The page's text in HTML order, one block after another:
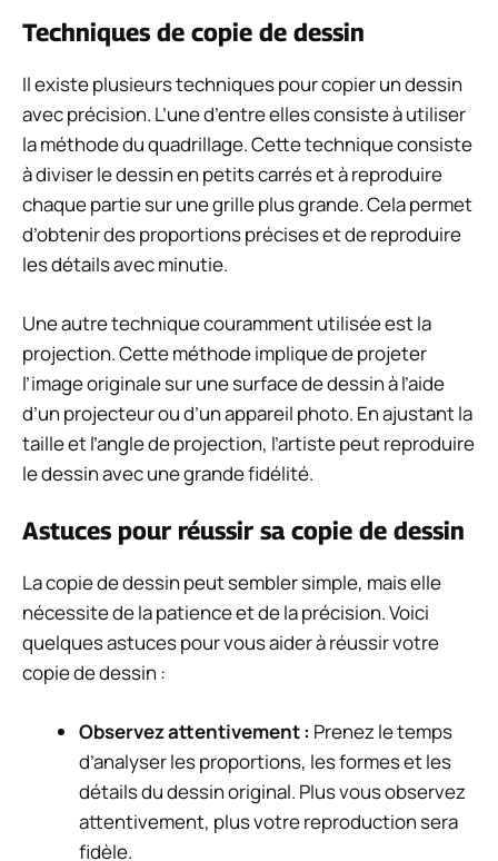
Techniques de copie de dessin
Il existe plusieurs techniques pour copier un dessin
avec précision. L’une d’entre elles consiste à utiliser
la méthode du quadrillage. Cette technique consiste
à diviser le dessin en petits carrés et à reproduire
chaque partie sur une grille plus grande. Cela permet
d’obtenir des proportions précises et de reproduire
les détails avec minutie.
Une autre technique couramment utilisée est la
projection. Cette méthode implique de projeter
l’image originale sur une surface de dessin à l’aide
d’un projecteur ou d’un appareil photo. En ajustant la
taille et l’angle de projection, l’artiste peut reproduire
le dessin avec une grande fidélité.
Astuces pour réussir sa copie de dessin
La copie de dessin peut sembler simple, mais elle
nécessite de la patience et de la précision. Voici
quelques astuces pour vous aider à réussir votre
copie de dessin :
Observez attentivement : Prenez le temps
d’analyser les proportions, les formes et les
détails du dessin original. Plus vous observez
attentivement, plus votre reproduction sera
fidèle.